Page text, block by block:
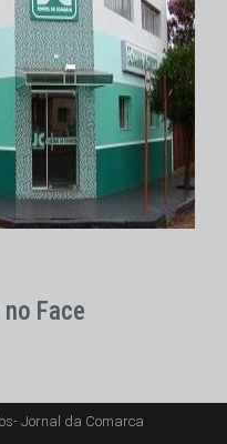
Face
Jornal da Comarca